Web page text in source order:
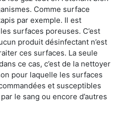
Comme surface
par exemple. Il est
surfaces poreuses. C’est
produit désinfectant n’est
ces surfaces. La seule
ce cas, c’est de la nettoyer
pour laquelle les surfaces
et susceptibles
le sang ou encore d’autres